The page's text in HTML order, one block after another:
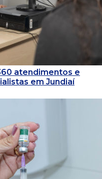
atendimentos e
em Jundiaí